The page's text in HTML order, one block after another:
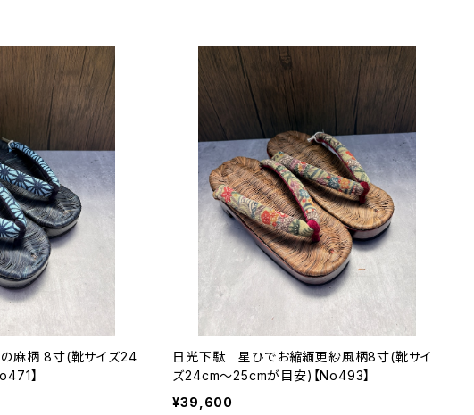
麻柄 8寸(靴サイズ24
】
日光下駄 星ひでお縮緬更紗風柄8寸(靴サイ
ズ24cm〜25cmが目安)【No493】
¥39,600